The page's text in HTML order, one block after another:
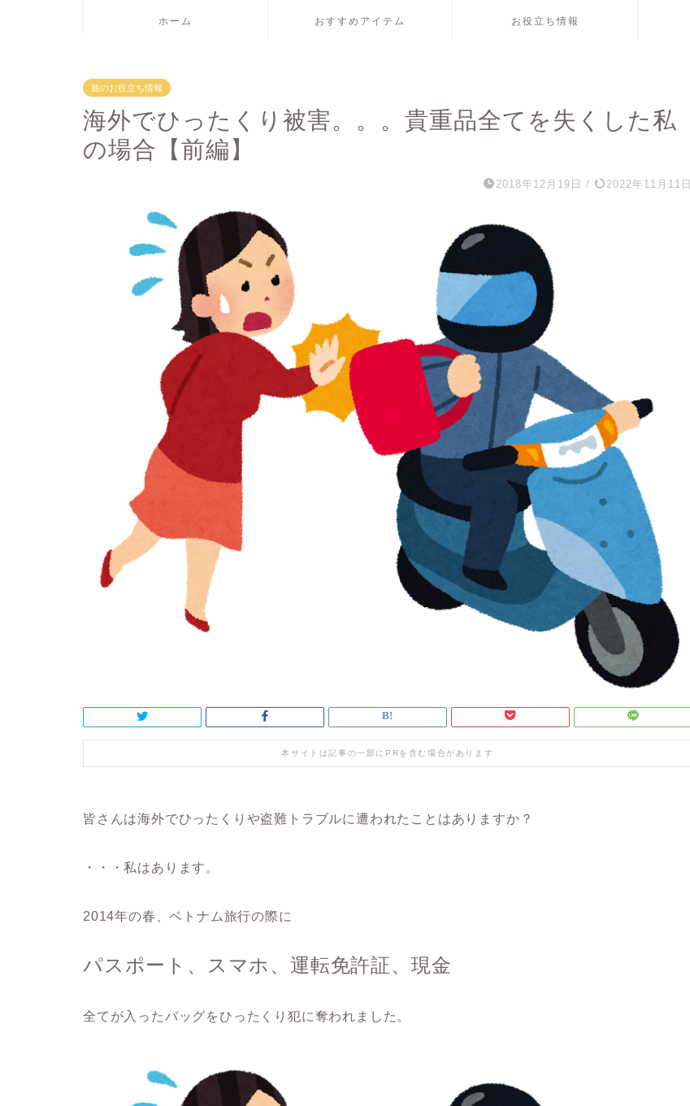
ホーム おすすめアイテム お役立ち情報
旅のお役立ち情報
海外でひったくり被害。。。貴重品全てを失くした私
の場合【前編】
2018年12月19日 / 2022年11月11日
本サイトは記事の一部にPRを含む場合があります
皆さんは海外でひったくりや盗難トラブルに遭われたことはありますか？
・・・私はあります。
2014年の春、ベトナム旅行の際に
パスポート、スマホ、運転免許証、現金
全てが入ったバッグをひったくり犯に奪われました。